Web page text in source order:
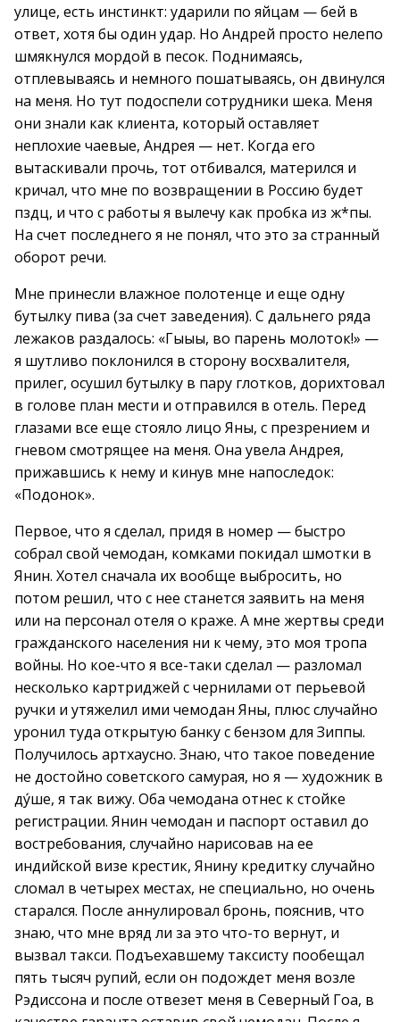
улице, есть инстинкт: ударили по яйцам — бей в
ответ, хотя бы один удар. Но Андрей просто нелепо
шмякнулся мордой в песок. Поднимаясь,
отплевываясь и немного пошатываясь, он двинулся
на меня. Но тут подоспели сотрудники шека. Меня
они знали как клиента, который оставляет
неплохие чаевые, Андрея — нет. Когда его
вытаскивали прочь, тот отбивался, матерился и
кричал, что мне по возвращении в Россию будет
пздц, и что с работы я вылечу как пробка из ж*пы.
На счет последнего я не понял, что это за странный
оборот речи.
Мне принесли влажное полотенце и еще одну
бутылку пива (за счет заведения). С дальнего ряда
лежаков раздалось: «Гыыы, во парень молоток!» —
я шутливо поклонился в сторону восхвалителя,
прилег, осушил бутылку в пару глотков, дорихтовал
в голове план мести и отправился в отель. Перед
глазами все еще стояло лицо Яны, с презрением и
гневом смотрящее на меня. Она увела Андрея,
прижавшись к нему и кинув мне напоследок:
«Подонок».
Первое, что я сделал, придя в номер — быстро
собрал свой чемодан, комками покидал шмотки в
Янин. Хотел сначала их вообще выбросить, но
потом решил, что с нее станется заявить на меня
или на персонал отеля о краже. А мне жертвы среди
гражданского населения ни к чему, это моя тропа
войны. Но кое-что я все-таки сделал — разломал
несколько картриджей с чернилами от перьевой
ручки и утяжелил ими чемодан Яны, плюс случайно
уронил туда открытую банку с бензом для Зиппы.
Получилось артхаусно. Знаю, что такое поведение
не достойно советского самурая, но я — художник в
ду́ше, я так вижу. Оба чемодана отнес к стойке
регистрации. Янин чемодан и паспорт оставил до
востребования, случайно нарисовав на ее
индийской визе крестик, Янину кредитку случайно
сломал в четырех местах, не специально, но очень
старался. После аннулировал бронь, пояснив, что
знаю, что мне вряд ли за это что-то вернут, и
вызвал такси. Подъехавшему таксисту пообещал
пять тысяч рупий, если он подождет меня возле
Рэдиссона и после отвезет меня в Северный Гоа, в